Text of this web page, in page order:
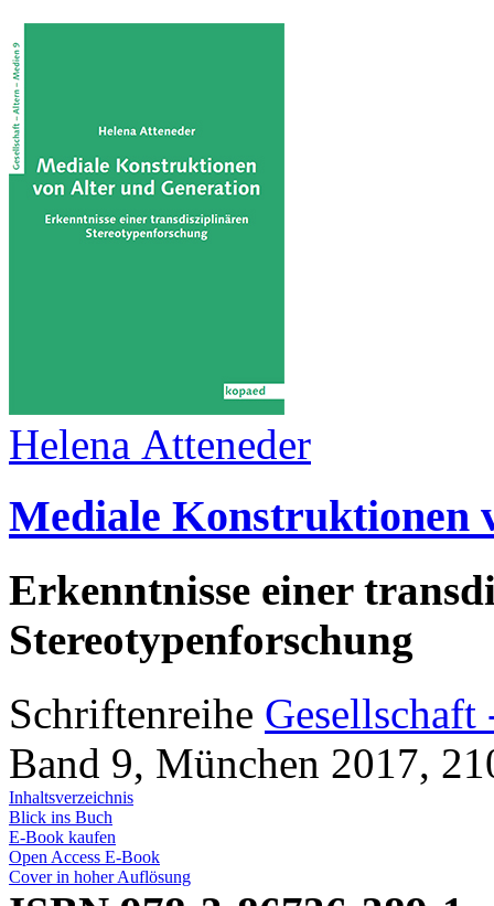
Helena Atteneder
Mediale Konstruktionen
Erkenntnisse einer
Stereotypenforschung
Schriftenreihe
Band 9, München 2017,
Inhaltsverzeichnis
Blick ins Buch
E-Book kaufen
Open Access E-Book
Cover in hoher Auflösung